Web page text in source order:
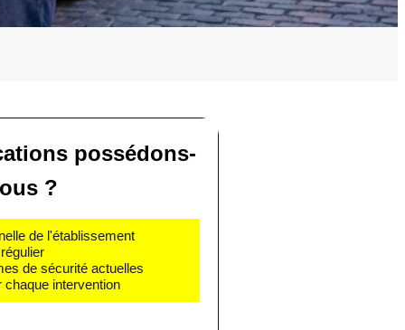
possédons-
?
de l'établissement
de sécurité actuelles
chaque intervention